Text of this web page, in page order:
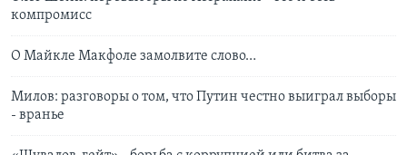
компромисс
О Майкле Макфоле замолвите слово…
Милов: разговоры о том, что Путин честно выиграл выборы
- вранье